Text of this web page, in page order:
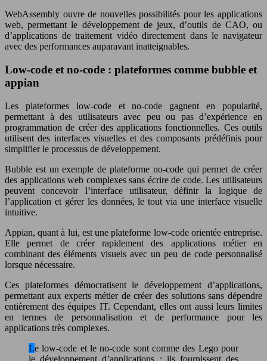
WebAssembly ouvre de nouvelles possibilités pour les applications
web, permettant le développement de jeux, d’outils de CAO, ou
d’applications de traitement vidéo directement dans le navigateur
avec des performances auparavant inatteignables.
Low-code et no-code : plateformes comme bubble et
appian
Les plateformes low-code et no-code gagnent en popularité,
permettant à des utilisateurs avec peu ou pas d’expérience en
programmation de créer des applications fonctionnelles. Ces outils
utilisent des interfaces visuelles et des composants prédéfinis pour
simplifier le processus de développement.
Bubble est un exemple de plateforme no-code qui permet de créer
des applications web complexes sans écrire de code. Les utilisateurs
peuvent concevoir l’interface utilisateur, définir la logique de
l’application et gérer les données, le tout via une interface visuelle
intuitive.
Appian, quant à lui, est une plateforme low-code orientée entreprise.
Elle permet de créer rapidement des applications métier en
combinant des éléments visuels avec un peu de code personnalisé
lorsque nécessaire.
Ces plateformes démocratisent le développement d’applications,
permettant aux experts métier de créer des solutions sans dépendre
entièrement des équipes IT. Cependant, elles ont aussi leurs limites
en termes de personnalisation et de performance pour les
applications très complexes.
Le low-code et le no-code sont comme des Lego pour
le développement d’applications : ils fournissent des